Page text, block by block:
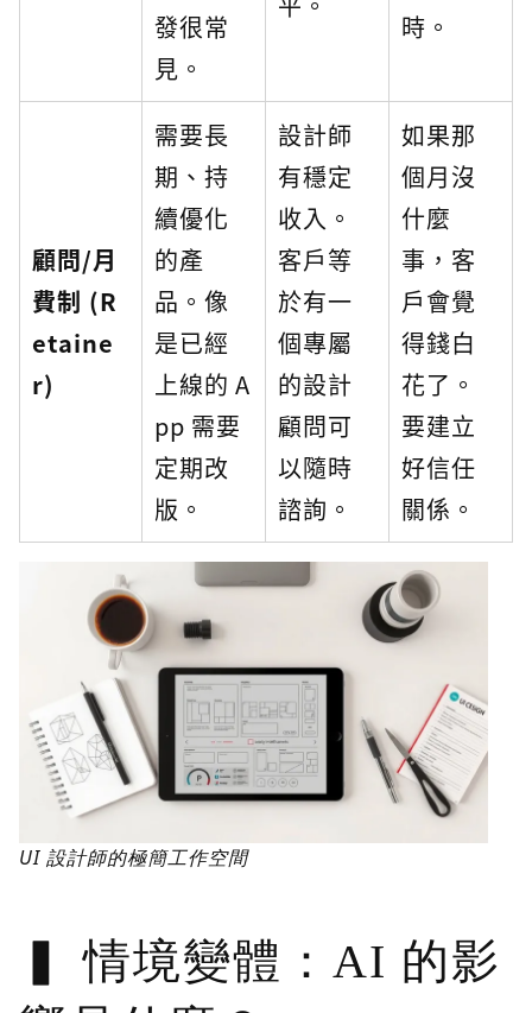
發很常
見。
時。
顧問/月
費制 (R
etaine
r)
需要長
期、持
續優化
的產
品。像
是已經
上線的 A
pp 需要
定期改
版。
設計師
有穩定
收入。
客戶等
於有一
個專屬
的設計
顧問可
以隨時
諮詢。
如果那
個月沒
什麼
事，客
戶會覺
得錢白
花了。
要建立
好信任
關係。
UI 設計師的極簡工作空間
情境變體：AI 的影